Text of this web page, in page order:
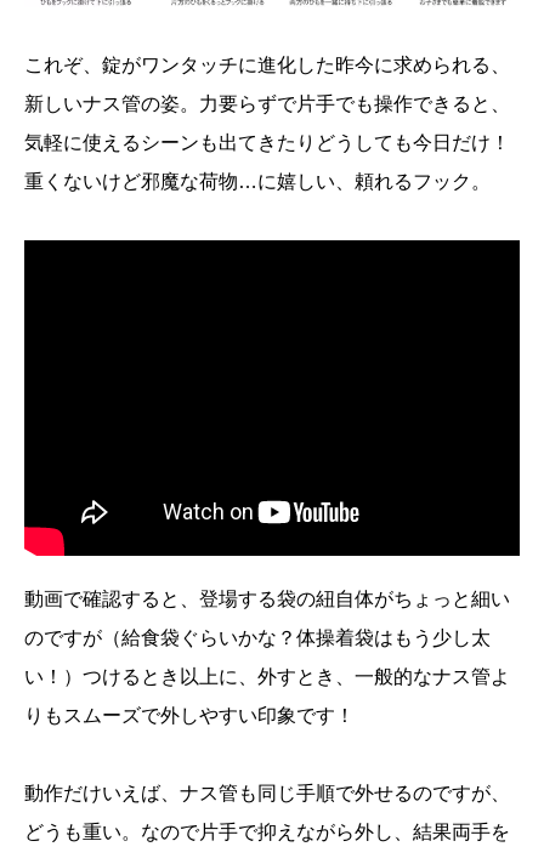
これぞ、錠がワンタッチに進化した昨今に求められる、
新しいナス管の姿。力要らずで片手でも操作できると、
気軽に使えるシーンも出てきたりどうしても今日だけ！
重くないけど邪魔な荷物…に嬉しい、頼れるフック。
動画で確認すると、登場する袋の紐自体がちょっと細い
のですが（給食袋ぐらいかな？体操着袋はもう少し太
い！）つけるとき以上に、外すとき、一般的なナス管よ
りもスムーズで外しやすい印象です！
動作だけいえば、ナス管も同じ手順で外せるのですが、
どうも重い。なので片手で抑えながら外し、結果両手を